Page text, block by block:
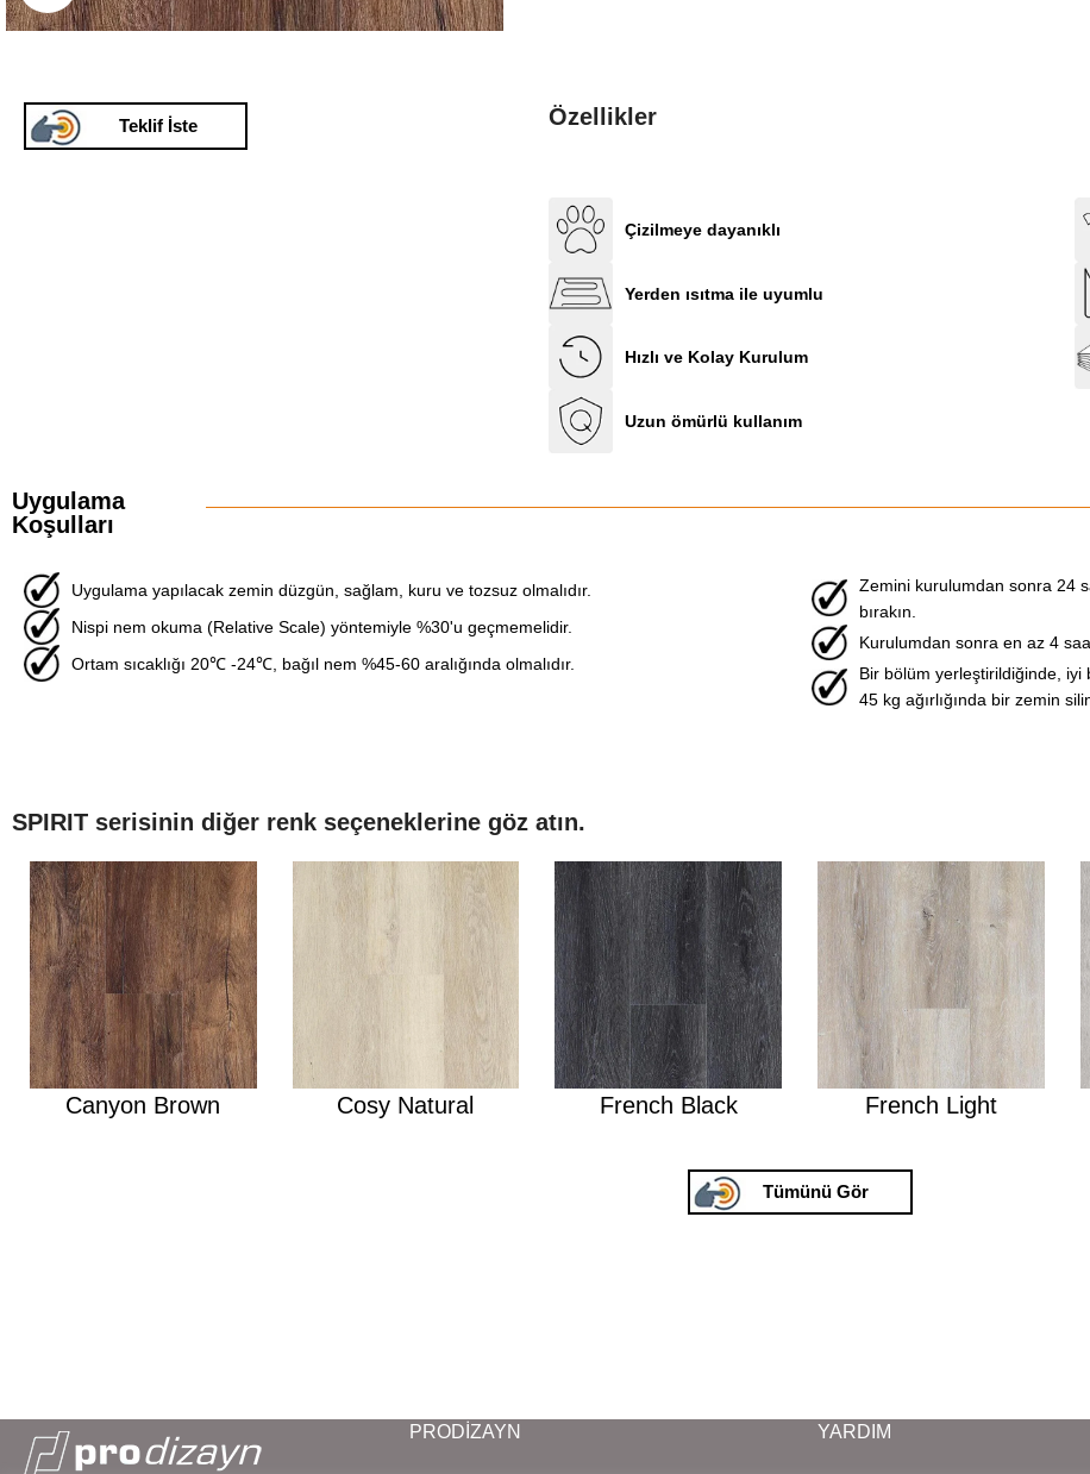
Teklif İste Özellikler
Çizilmeye dayanıklı
Yerden ısıtma ile uyumlu
Hızlı ve Kolay Kurulum
Uzun ömürlü kullanım
Uygulama
Koşulları
Uygulama yapılacak zemin düzgün, sağlam, kuru ve tozsuz olmalıdır.
Nispi nem okuma (Relative Scale) yöntemiyle %30'u geçmemelidir.
Ortam sıcaklığı 20℃ -24℃, bağıl nem %45-60 aralığında olmalıdır.
Zemini kurulumdan sonra 24
bırakın.
Kurulumdan sonra en az 4
Bir bölüm yerleştirildiğinde, iyi
45 kg ağırlığında bir zemin
SPIRIT serisinin diğer renk seçeneklerine göz atın.
Canyon Brown Cosy Natural French Black French Light
Tümünü Gör
PRODİZAYN YARDIM